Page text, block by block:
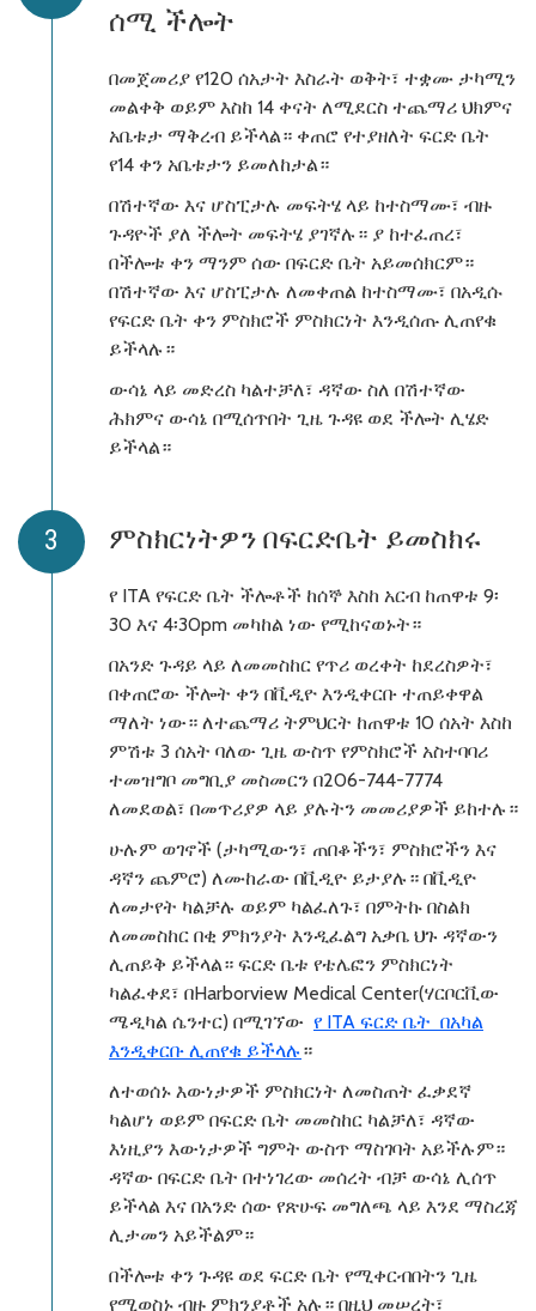
ሰሚ ችሎት
በመጀመሪያ የ120 ሰአታት እስራት ወቅት፣ ተቋሙ ታካሚን
መልቀቅ ወይም እስከ 14 ቀናት ለሚደርስ ተጨማሪ ህክምና
አቤቱታ ማቅረብ ይችላል። ቀጠሮ የተያዘለት ፍርድ ቤት
የ14 ቀን አቤቱታን ይመለከታል።
በሽተኛው እና ሆስፒታሉ መፍትሄ ላይ ከተስማሙ፣ ብዙ
ጉዳዮች ያለ ችሎት መፍትሄ ያገኛሉ። ያ ከተፈጠረ፣
በችሎቱ ቀን ማንም ሰው በፍርድ ቤት አይመሰክርም።
በሽተኛው እና ሆስፒታሉ ለመቀጠል ከተስማሙ፣ በአዲሱ
የፍርድ ቤት ቀን ምስክሮች ምስክርነት እንዲሰጡ ሊጠየቁ
ይችላሉ።
ውሳኔ ላይ መድረስ ካልተቻለ፣ ዳኛው ስለ በሽተኛው
ሕክምና ውሳኔ በሚሰጥበት ጊዜ ጉዳዩ ወደ ችሎት ሊሄድ
ይችላል።
ምስክርነትዎን በፍርድቤት ይመስክሩ
የ ITA የፍርድ ቤት ችሎቶች ከሰኞ እስከ አርብ ከጠዋቱ 9፡
30 እና 4፡30pm መካከል ነው የሚከናወኑት።
በአንድ ጉዳይ ላይ ለመመስከር የጥሪ ወረቀት ከደረስዎት፣
በቀጠሮው ችሎት ቀን በቪዲዮ እንዲቀርቡ ተጠይቀዋል
ማለት ነው። ለተጨማሪ ትምህርት ከጠዋቱ 10 ሰአት እስከ
ምሽቱ 3 ሰአት ባለው ጊዜ ውስጥ የምስክሮች አስተባባሪ
ተመዝግቦ መግቢያ መስመርን በ206-744-7774
ለመደወል፣ በመጥሪያዎ ላይ ያሉትን መመሪያዎች ይከተሉ።
ሁሉም ወገኖች (ታካሚውን፣ ጠበቆችን፣ ምስክሮችን እና
ዳኛን ጨምሮ) ለሙከራው በቪዲዮ ይታያሉ። በቪዲዮ
ለመታየት ካልቻሉ ወይም ካልፈለጉ፣ በምትኩ በስልክ
ለመመስከር በቂ ምክንያት እንዲፈልግ አቃቤ ህጉ ዳኛውን
ሊጠይቅ ይችላል። ፍርድ ቤቱ የቴሌፎን ምስክርነት
ካልፈቀደ፣ በHarborview Medical Center(ሃርቦርቪው
ሜዲካል ሴንተር) በሚገኘው የ ITA ፍርድ ቤት በአካል
እንዲቀርቡ ሊጠየቁ ይችላሉ ።
ለተወሰኑ እውነታዎች ምስክርነት ለመስጠት ፈቃደኛ
ካልሆነ ወይም በፍርድ ቤት መመስከር ካልቻለ፣ ዳኛው
እነዚያን እውነታዎች ግምት ውስጥ ማስገባት አይችሉም።
ዳኛው በፍርድ ቤት በተነገረው መሰረት ብቻ ውሳኔ ሊሰጥ
ይችላል እና በአንድ ሰው የጽሁፍ መግለጫ ላይ እንደ ማስረጃ
ሊታመን አይችልም።
በችሎቱ ቀን ጉዳዩ ወደ ፍርድ ቤት የሚቀርብበትን ጊዜ
የሚወስኑ ብዙ ምክንያቶች አሉ። በዚህ መሠረት፣